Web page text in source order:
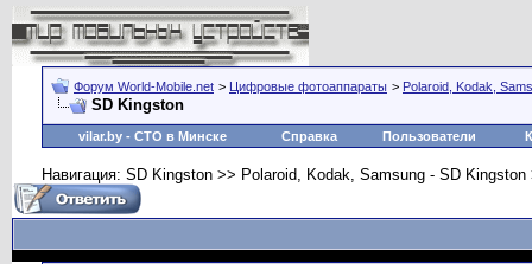
Форум World-Mobile.net > Цифровые фотоаппараты > Polaroid, Kodak,
SD Kingston
vilar.by - СТО в Минске Справка Пользователи
Навигация: SD Kingston >> Polaroid, Kodak, Samsung - SD